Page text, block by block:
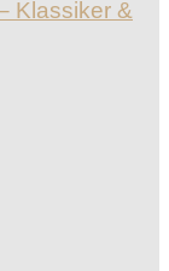
Klassiker &